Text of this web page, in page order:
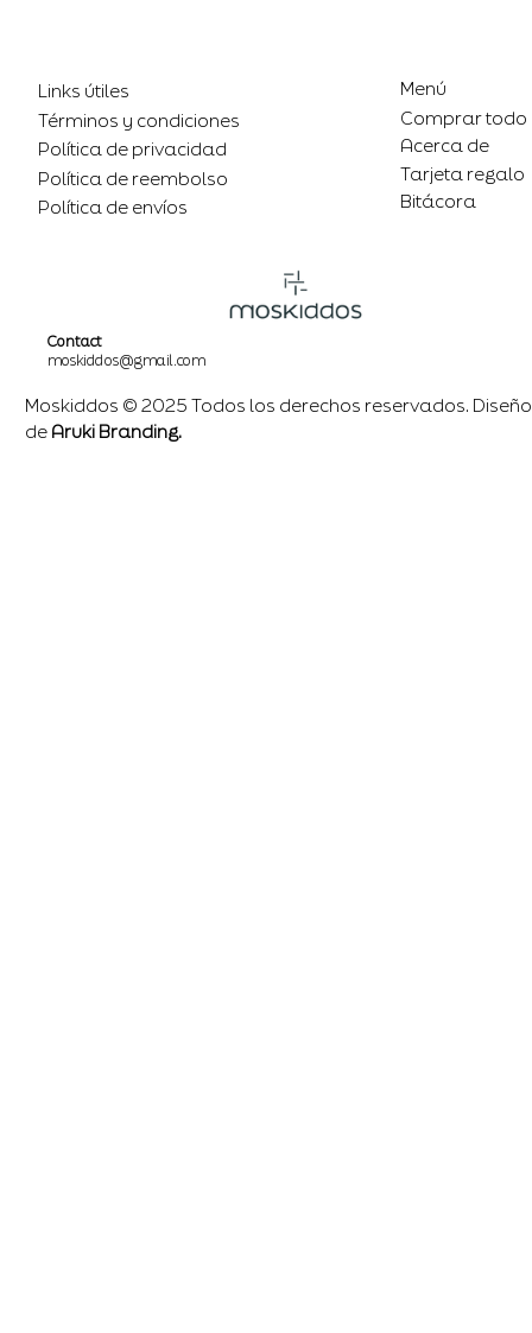
Links útiles
Términos y condiciones
Política de privacidad
Política de reembolso
Política de envíos
Menú
Comprar todo
Acerca de
Tarjeta regalo
Bitácora
Contact
moskiddos@gmail.com
Moskiddos © 2025 Todos los derechos reservados. Diseño
de Aruki Branding.